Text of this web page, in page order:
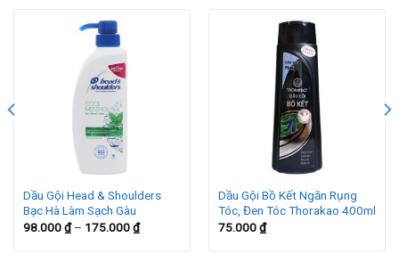
Dầu Gội Head & Shoulders
Bạc Hà Làm Sạch Gàu
98.000₫– 175.000₫
Dầu Gội Bồ Kết Ngăn Rụng
Tóc, Đen Tóc Thorakao 400ml
75.000₫